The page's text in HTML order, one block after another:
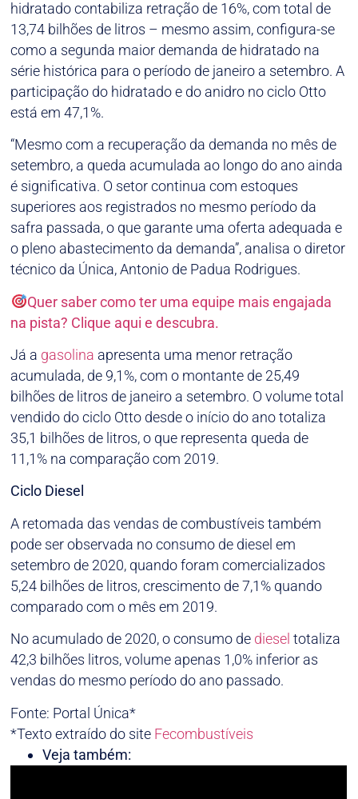
hidratado contabiliza retração de 16%, com total de
13,74 bilhões de litros – mesmo assim, configura-se
como a segunda maior demanda de hidratado na
série histórica para o período de janeiro a setembro. A
participação do hidratado e do anidro no ciclo Otto
está em 47,1%.
“Mesmo com a recuperação da demanda no mês de
setembro, a queda acumulada ao longo do ano ainda
é significativa. O setor continua com estoques
superiores aos registrados no mesmo período da
safra passada, o que garante uma oferta adequada e
o pleno abastecimento da demanda”, analisa o diretor
técnico da Única, Antonio de Padua Rodrigues.
Quer saber como ter uma equipe mais engajada
na pista? Clique aqui e descubra.
Já a gasolina apresenta uma menor retração
acumulada, de 9,1%, com o montante de 25,49
bilhões de litros de janeiro a setembro. O volume total
vendido do ciclo Otto desde o início do ano totaliza
35,1 bilhões de litros, o que representa queda de
11,1% na comparação com 2019.
Ciclo Diesel
A retomada das vendas de combustíveis também
pode ser observada no consumo de diesel em
setembro de 2020, quando foram comercializados
5,24 bilhões de litros, crescimento de 7,1% quando
comparado com o mês em 2019.
No acumulado de 2020, o consumo de diesel totaliza
42,3 bilhões litros, volume apenas 1,0% inferior as
vendas do mesmo período do ano passado.
Fonte: Portal Única*
*Texto extraído do site Fecombustíveis
Veja também: